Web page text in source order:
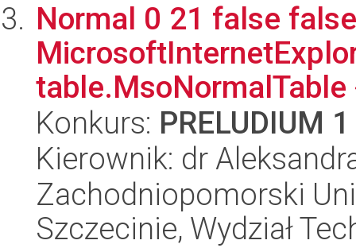
Normal 0 21 false
Konkurs: PRELUDIUM 1
Kierownik: dr
Zachodniopomorski
Szczecinie, Wydział